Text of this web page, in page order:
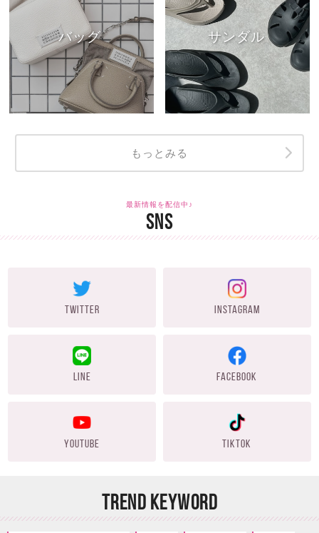
バッグ サンダル
もっとみる
最新情報を配信中♪
SNS
TWITTER INSTAGRAM
LINE FACEBOOK
YOUTUBE TIKTOK
TREND KEYWORD